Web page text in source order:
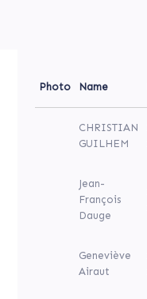
Photo Name
CHRISTIAN
GUILHEM
Jean-
François
Dauge
Geneviève
Airaut